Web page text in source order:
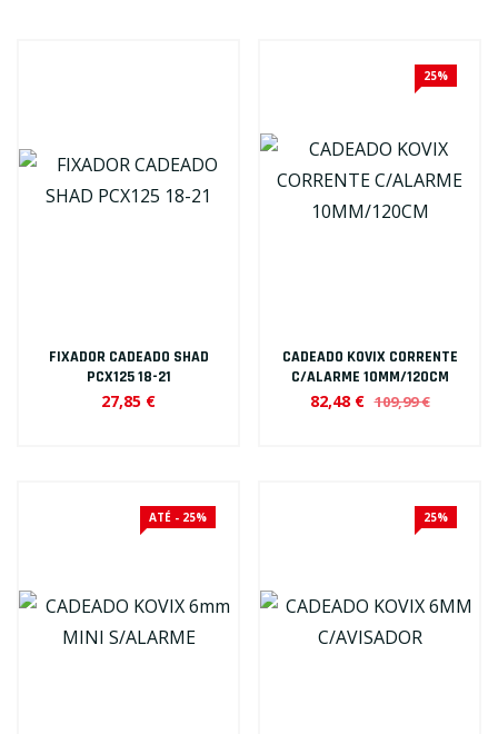
FIXADOR CADEADO SHAD
PCX125 18-21
27,85 €
25%
CADEADO KOVIX CORRENTE
C/ALARME 10MM/120CM
82,48 € 109,99 €
ATÉ - 25% 25%